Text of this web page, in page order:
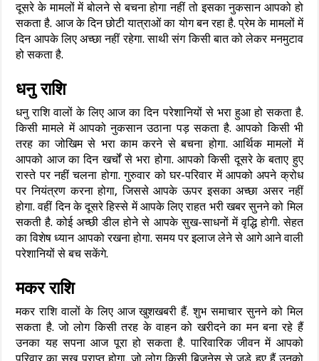
दूसरे के मामलों में बोलने से बचना होगा नहीं तो इसका नुकसान आपको हो
सकता है. आज के दिन छोटी यात्राओं का योग बन रहा है. प्रेम के मामलों में
दिन आपके लिए अच्छा नहीं रहेगा. साथी संग किसी बात को लेकर मनमुटाव
हो सकता है.
धनु राशि
धनु राशि वालों के लिए आज का दिन परेशानियों से भरा हुआ हो सकता है.
किसी मामले में आपको नुकसान उठाना पड़ सकता है. आपको किसी भी
तरह का जोखिम से भरा काम करने से बचना होगा. आर्थिक मामलों में
आपको आज का दिन खर्चों से भरा होगा. आपको किसी दूसरे के बताए हुए
रास्ते पर नहीं चलना होगा. गुरुवार को घर-परिवार में आपको अपने क्रोध
पर नियंत्रण करना होगा, जिससे आपके ऊपर इसका अच्छा असर नहीं
होगा. वहीं दिन के दूसरे हिस्से में आपके लिए राहत भरी खबर सुनने को मिल
सकती है. कोई अच्छी डील होने से आपके सुख-साधनों में वृद्धि होगी. सेहत
का विशेष ध्यान आपको रखना होगा. समय पर इलाज लेने से आगे आने वाली
परेशानियों से बच सकेंगे.
मकर राशि
मकर राशि वालों के लिए आज खुशखबरी हैं. शुभ समाचार सुनने को मिल
सकता है. जो लोग किसी तरह के वाहन को खरीदने का मन बना रहे हैं
उनका यह सपना आज पूरा हो सकता है. पारिवारिक जीवन में आपको